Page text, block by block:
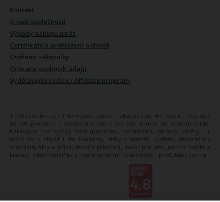
Kontakt
O naší společnosti
Výhody nákupu u nás
Certifikáty a prohlášení o shodě
Ověřeno zákazníky
Ochrana osobních údajů
Vydělávejte s námi / Affiliate program
TextilCentrum.cz - internetové online nákupní centrum textilu. Více než
15 000 produktů z textilu pro Vás i pro Váš domov na jednom místě.
Nakoupíte zde bytový textil (povlečení, prostěradla, záclony, závěsy ...),
textil do kuchyně i do koupelny, látky v metráži (oděvní, dekorační i
speciální), vlny a příze, textilní galanterii, textil pro děti, pánské košile a
kravaty, oděvní doplňky a nepřeberné množství dalších produktů z textilu.